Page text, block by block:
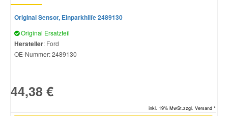
Original Sensor, Einparkhilfe 2489130
Original Ersatzteil
Hersteller: Ford
OE-Nummer:2489130
44,38 €
inkl. 19% MwSt.zzgl. Versand *